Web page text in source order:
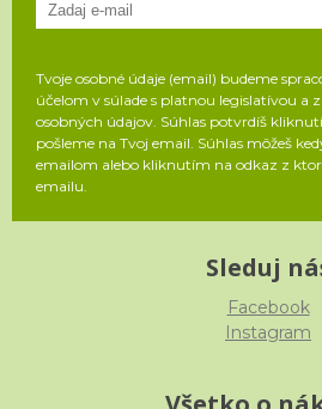
Tvoje osobné údaje (email) budeme
účelom v súlade s platnou legislatívou a
osobných údajov. Súhlas potvrdíš
pošleme na Tvoj email. Súhlas môžeš
emailom alebo kliknutím na odkaz z
emailu.
Sleduj
Facebook
Instagram